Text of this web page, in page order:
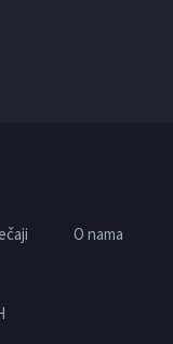
O nama